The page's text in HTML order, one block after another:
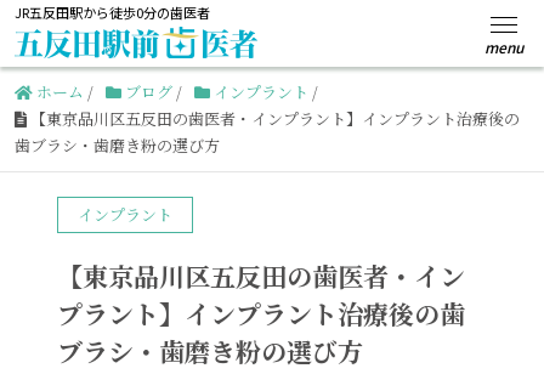
JR五反田駅から徒歩0分の歯医者
ホーム / ブログ / インプラント /
【東京品川区五反田の歯医者・インプラント】インプラント治療後の
歯ブラシ・歯磨き粉の選び方
インプラント
【東京品川区五反田の歯医者・イン
プラント】インプラント治療後の歯
ブラシ・歯磨き粉の選び方